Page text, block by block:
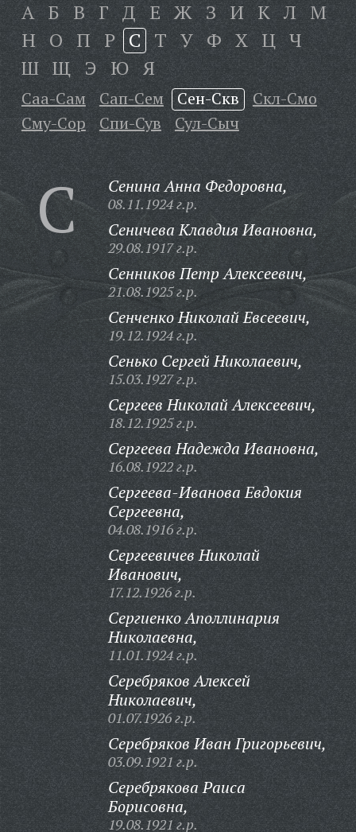
А Б В Г Д Е Ж З И К Л М
Н О П Р С Т У Ф Х Ц Ч
Ш Щ Э Ю Я
Саа-Сам Сап-Сем Сен-Скв
Скл-Смо
Сму-Сор
Спи-Сув Сул-Сыч
С Сенина Анна Федоровна,
08.11.1924 г.р.
Сеничева Клавдия Ивановна,
29.08.1917 г.р.
Сенников Петр Алексеевич,
21.08.1925 г.р.
Сенченко Николай Евсеевич,
19.12.1924 г.р.
Сенько Сергей Николаевич,
15.03.1927 г.р.
Сергеев Николай Алексеевич,
18.12.1925 г.р.
Сергеева Надежда Ивановна,
16.08.1922 г.р.
Сергеева-Иванова Евдокия
Сергеевна,
04.08.1916 г.р.
Сергеевичев Николай
Иванович,
17.12.1926 г.р.
Сергиенко Аполлинария
Николаевна,
11.01.1924 г.р.
Серебряков Алексей
Николаевич,
01.07.1926 г.р.
Серебряков Иван Григорьевич,
03.09.1921 г.р.
Серебрякова Раиса
Борисовна,
19.08.1921 г.р.